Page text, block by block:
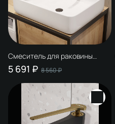
Смеситель для раковины
STWORKI Аулум S06020BG
матовый черный, матовое
золото
5 691 ₽ 8 560 ₽